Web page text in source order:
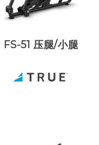
FS-51 压腿/小腿